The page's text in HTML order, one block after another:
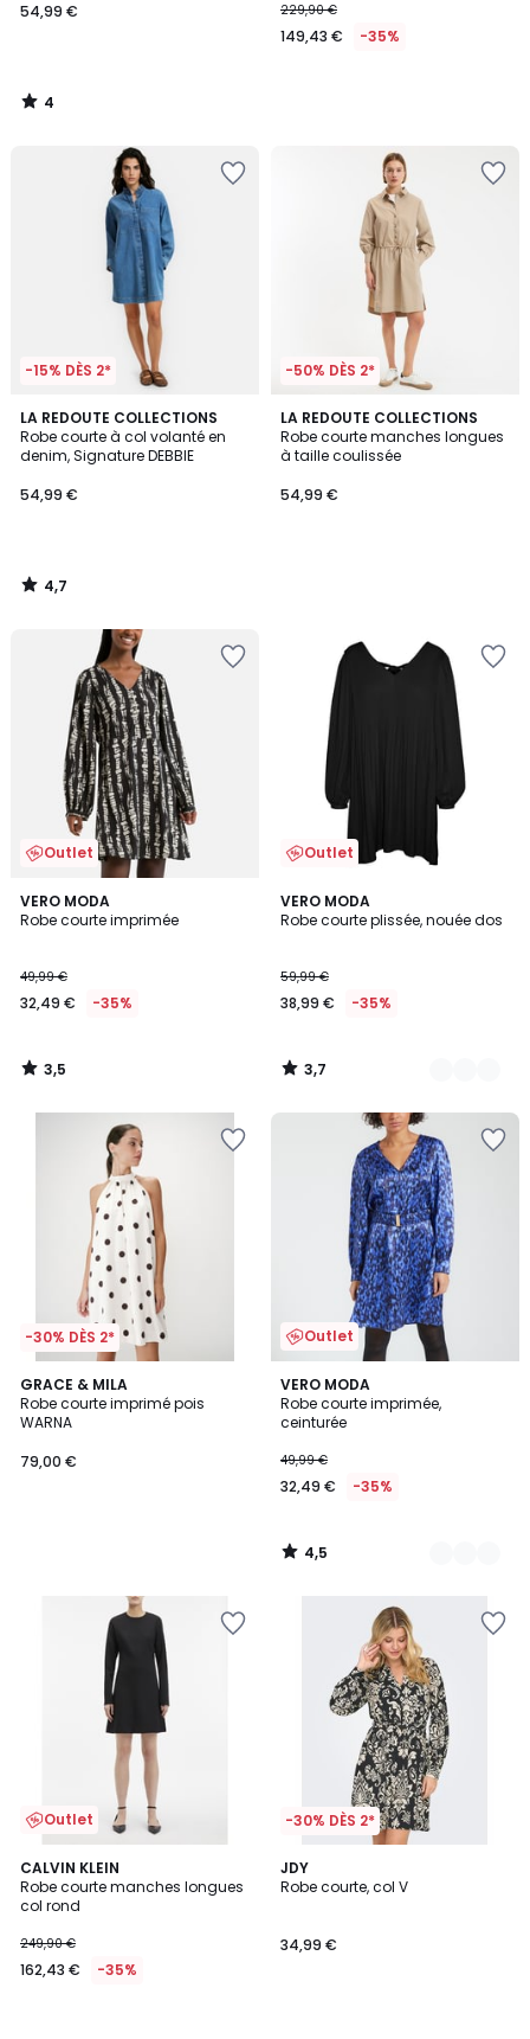
54,99 €
4
/
229,90 €
149,43 € -35%
-15% DÈS 2*
LA REDOUTE COLLECTIONS
Robe courte à col volanté en
denim, Signature DEBBIE
54,99 €
4,7
/ 5
4,7
/
-50% DÈS 2*
LA REDOUTE COLLECTIONS
Robe courte manches longues
à taille coulissée
54,99 €
Outlet
VERO MODA
Robe courte imprimée
49,99 €
32,49 € -35%
3,5
/ 5
3,5
/
Outlet
VERO MODA
Robe courte plissée, nouée dos
59,99 €
38,99 € -35%
3,7
/ 5
2
Couleurs
3,7
/
-30% DÈS 2*
GRACE & MILA
Robe courte imprimé pois
WARNA
79,00 €
Outlet
VERO MODA
Robe courte imprimée,
ceinturée
49,99 €
32,49 € -35%
4,5
/ 5
2
Couleurs
4,5
/
Outlet
CALVIN KLEIN
Robe courte manches longues
col rond
249,90 €
162,43 € -35%
-30% DÈS 2*
JDY
Robe courte, col V
34,99 €